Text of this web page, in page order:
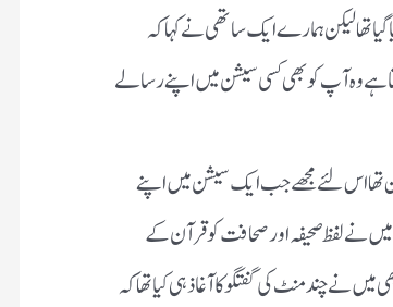
تھا لیکن ہمارے ایک ساتھی نے کہا کہ
وہ آپ کو بھی کسی سیشن میں اپنے رسالے
تھا اس لئے مجھے جب ایک سیشن میں اپنے
نے لفظ صحیفہ اور صحافت کو قرآن کے
چند منٹ کی گفتگو کا آغاذ ہی کیا تھا کہ